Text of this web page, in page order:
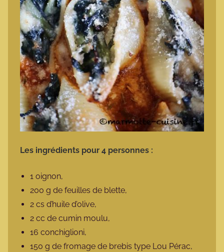
Les ingrédients pour 4 personnes :
1 oignon,
200 g de feuilles de blette,
2 cs d’huile d’olive,
2 cc de cumin moulu,
16 conchiglioni,
150 g de fromage de brebis type Lou Pérac,